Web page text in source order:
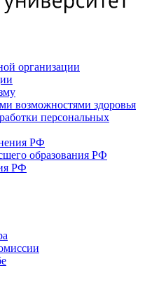
организации
возможностями здоровья
персональных
РФ
образования РФ
РФ